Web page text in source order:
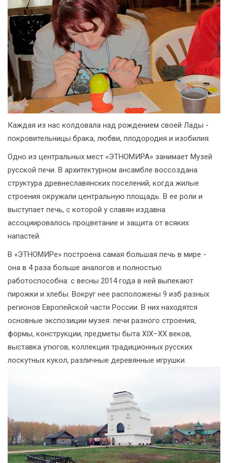
Каждая из нас колдовала над рождением своей Лады -
покровительницы брака, любви, плодородия и изобилия.
Одно из центральных мест «ЭТНОМИРА» занимает Музей
русской печи. В архитектурном ансамбле воссоздана
структура древнеславянских поселений, когда жилые
строения окружали центральную площадь. В ее роли и
выступает печь, с которой у славян издавна
ассоциировалось процветание и защита от всяких
напастей.
В «ЭТНОМИРе» построена самая большая печь в мире -
она в 4 раза больше аналогов и полностью
работоспособна: с весны 2014 года в ней выпекают
пирожки и хлебы. Вокруг нее расположены 9 изб разных
регионов Европейской части России. В них находятся
основные экспозиции музея: печи разного строения,
формы, конструкции, предметы быта XIX–XX веков,
выставка утюгов, коллекция традиционных русских
лоскутных кукол, различные деревянные игрушки.